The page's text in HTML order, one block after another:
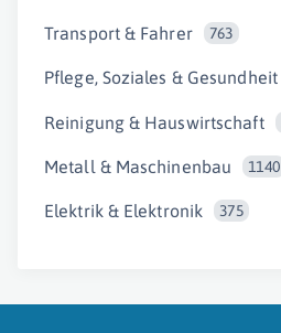
Transport & Fahrer 763
Pflege, Soziales & Gesundheit
Reinigung & Hauswirtschaft
Metall & Maschinenbau 1140
Elektrik & Elektronik 375